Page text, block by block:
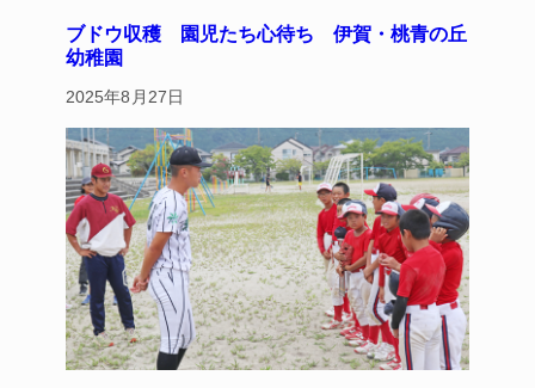
ブドウ収穫 園児たち心待ち 伊賀・桃青の丘
幼稚園
2025年8月27日